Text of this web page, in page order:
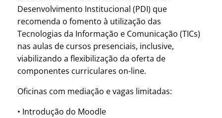
Desenvolvimento Institucional (PDI) que
recomenda o fomento à utilização das
Tecnologias da Informação e Comunicação (TICs)
nas aulas de cursos presenciais, inclusive,
viabilizando a flexibilização da oferta de
componentes curriculares on-line.
Oficinas com mediação e vagas limitadas:
• Introdução do Moodle